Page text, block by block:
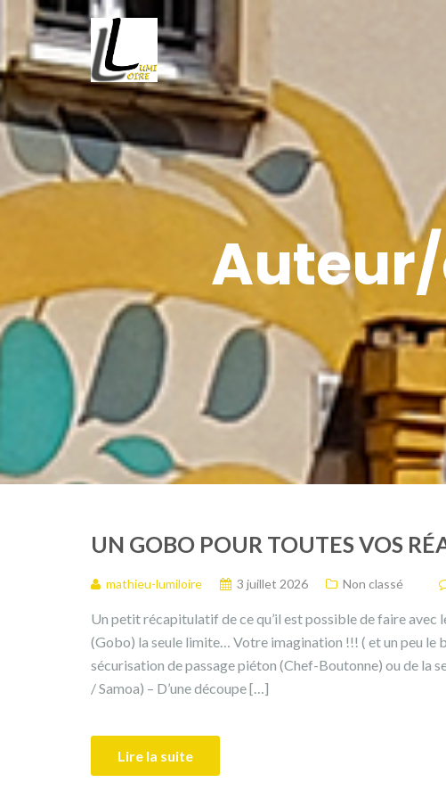
UN GOBO POUR TOUTES VOS
mathieu-lumiloire 3 juillet 2026 Non classé
Un petit récapitulatif de ce qu’il est possible de faire avec
(Gobo) la seule limite… Votre imagination !!! ( et un peu le
sécurisation de passage piéton (Chef-Boutonne) ou de la
/ Samoa) – D’une découpe […]
Lire la suite